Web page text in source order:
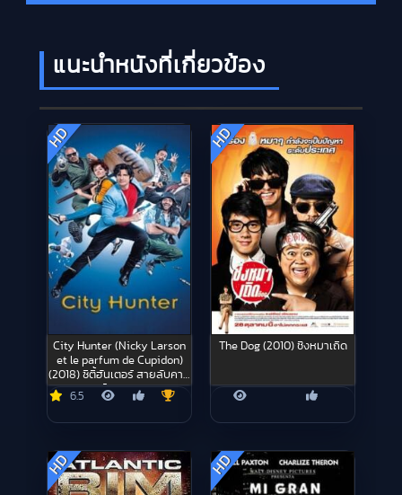
แนะนำหนังที่เกี่ยวข้อง
HD
City Hunter (Nicky Larson
et le parfum de Cupidon)
(2018) ซิตี้ฮันเตอร์ สายลับคาส
โนเวอร์
6.5
HD
The Dog (2010) ชิงหมาเถิด
HD HD